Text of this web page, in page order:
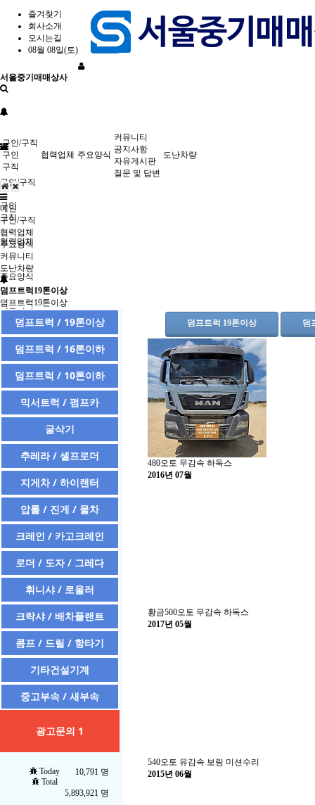
즐겨찾기
회사소개
오시는길
08월 08일(토)
서울중기매매상사
구인/구직
구인
구직
협력업체
주요양식
커뮤니티
공지사항
자유게시판
질문 및 답변
도난차량
구인/구직
구인
구직
협력업체 주요양식
커뮤니티
공지사항
자유게시판
질문 및 답변
도난차량
메인
구인/구직
협력업체
주요양식
커뮤니티
도난차량
덤프트럭19톤이상
덤프트럭19톤이상
덤프트럭 19톤이상 덤
480오토 무감속 하독스
2016년 07월
황금500오토 무감속 하독스
2017년 05월
540오토 유감속 보링 미션수리
2015년 06월
덤프트럭 / 19톤이상
덤프트럭 / 16톤이하
덤프트럭 / 10톤이하
믹서트럭 / 펌프카
굴삭기
추레라 / 셀프로더
지게차 / 하이랜터
압롤 / 진게 / 물차
크레인 / 카고크레인
로더 / 도자 / 그레다
휘니샤 / 로울러
크락샤 / 배차플랜트
콤프 / 드릴 / 항타기
기타건설기계
중고부속 / 새부속
광고문의 1
Today
10,791 명
Total
5,893,921 명